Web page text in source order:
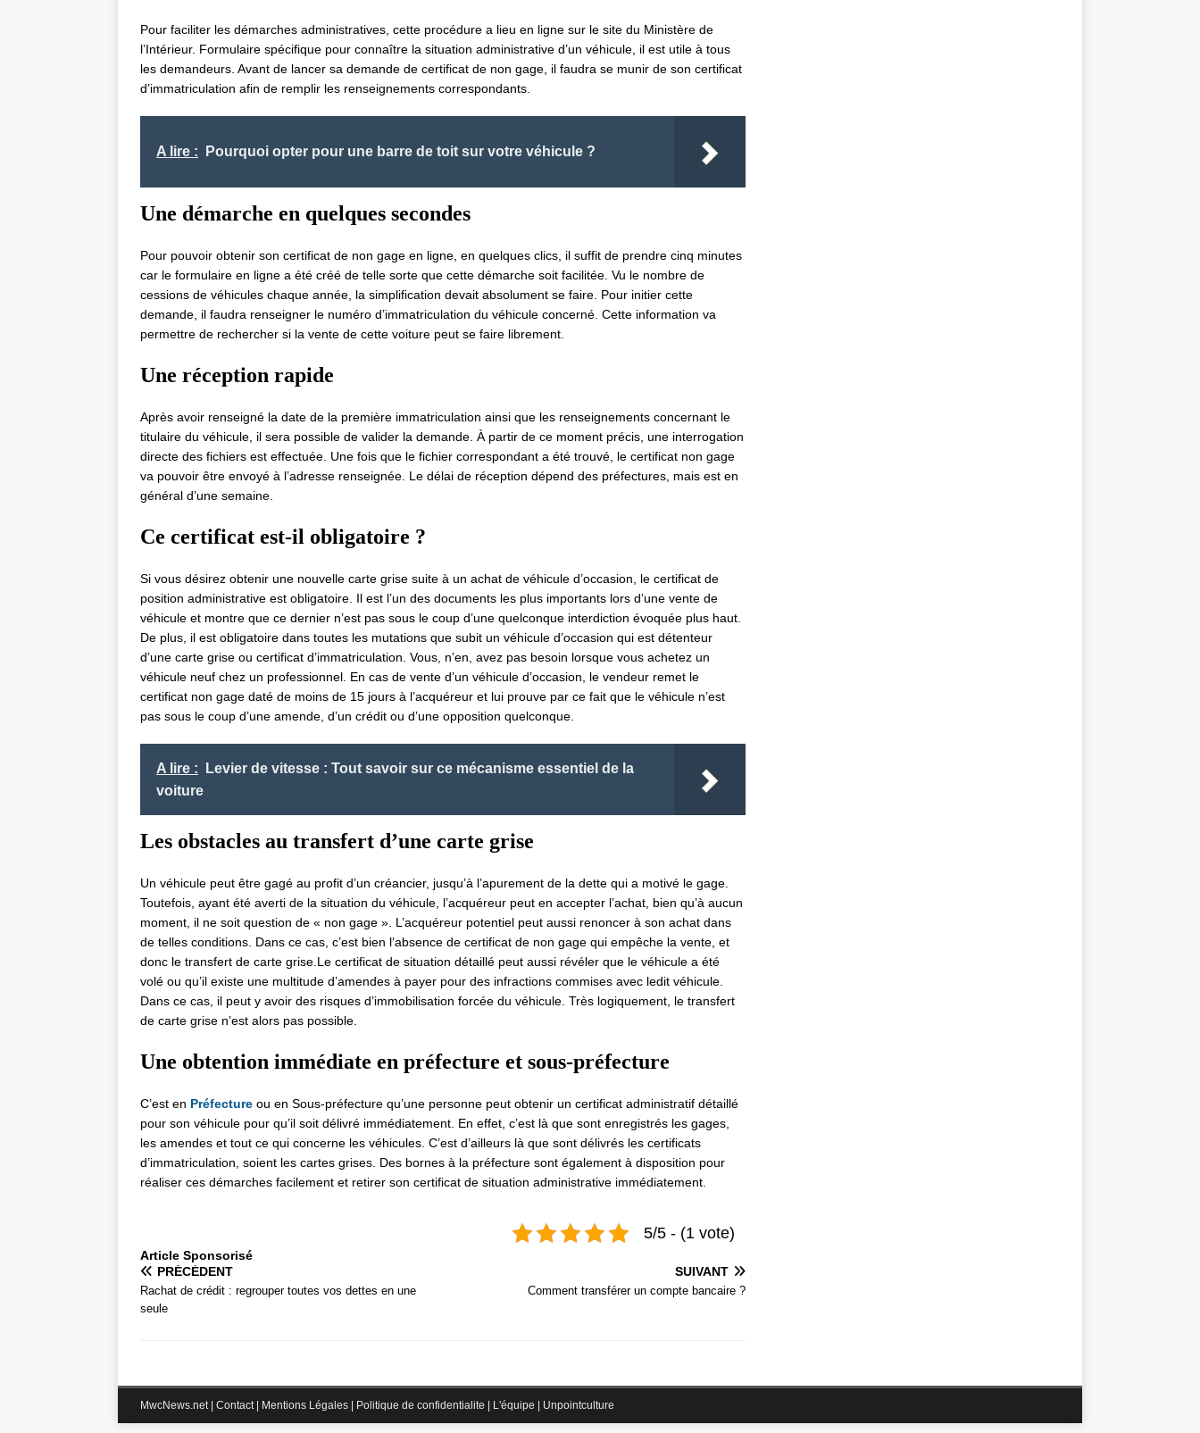
Pour faciliter les démarches administratives, cette procédure a lieu en ligne sur le site du Ministère de
l’Intérieur. Formulaire spécifique pour connaître la situation administrative d’un véhicule, il est utile à tous
les demandeurs. Avant de lancer sa demande de certificat de non gage, il faudra se munir de son certificat
d’immatriculation afin de remplir les renseignements correspondants.
A lire : Pourquoi opter pour une barre de toit sur votre véhicule ?
Une démarche en quelques secondes
Pour pouvoir obtenir son certificat de non gage en ligne, en quelques clics, il suffit de prendre cinq minutes
car le formulaire en ligne a été créé de telle sorte que cette démarche soit facilitée. Vu le nombre de
cessions de véhicules chaque année, la simplification devait absolument se faire. Pour initier cette
demande, il faudra renseigner le numéro d’immatriculation du véhicule concerné. Cette information va
permettre de rechercher si la vente de cette voiture peut se faire librement.
Une réception rapide
Après avoir renseigné la date de la première immatriculation ainsi que les renseignements concernant le
titulaire du véhicule, il sera possible de valider la demande. À partir de ce moment précis, une interrogation
directe des fichiers est effectuée. Une fois que le fichier correspondant a été trouvé, le certificat non gage
va pouvoir être envoyé à l’adresse renseignée. Le délai de réception dépend des préfectures, mais est en
général d’une semaine.
Ce certificat est-il obligatoire ?
Si vous désirez obtenir une nouvelle carte grise suite à un achat de véhicule d’occasion, le certificat de
position administrative est obligatoire. Il est l’un des documents les plus importants lors d’une vente de
véhicule et montre que ce dernier n’est pas sous le coup d’une quelconque interdiction évoquée plus haut.
De plus, il est obligatoire dans toutes les mutations que subit un véhicule d’occasion qui est détenteur
d’une carte grise ou certificat d’immatriculation. Vous, n’en, avez pas besoin lorsque vous achetez un
véhicule neuf chez un professionnel. En cas de vente d’un véhicule d’occasion, le vendeur remet le
certificat non gage daté de moins de 15 jours à l’acquéreur et lui prouve par ce fait que le véhicule n’est
pas sous le coup d’une amende, d’un crédit ou d’une opposition quelconque.
A lire :
Levier de vitesse : Tout savoir sur ce mécanisme essentiel de la
voiture
Les obstacles au transfert d’une carte grise
Un véhicule peut être gagé au profit d’un créancier, jusqu’à l’apurement de la dette qui a motivé le gage.
Toutefois, ayant été averti de la situation du véhicule, l’acquéreur peut en accepter l’achat, bien qu’à aucun
moment, il ne soit question de « non gage ». L’acquéreur potentiel peut aussi renoncer à son achat dans
de telles conditions. Dans ce cas, c’est bien l’absence de certificat de non gage qui empêche la vente, et
donc le transfert de carte grise.Le certificat de situation détaillé peut aussi révéler que le véhicule a été
volé ou qu’il existe une multitude d’amendes à payer pour des infractions commises avec ledit véhicule.
Dans ce cas, il peut y avoir des risques d’immobilisation forcée du véhicule. Très logiquement, le transfert
de carte grise n’est alors pas possible.
Une obtention immédiate en préfecture et sous-préfecture
C’est en Préfecture ou en Sous-préfecture qu’une personne peut obtenir un certificat administratif détaillé
pour son véhicule pour qu’il soit délivré immédiatement. En effet, c’est là que sont enregistrés les gages,
les amendes et tout ce qui concerne les véhicules. C’est d’ailleurs là que sont délivrés les certificats
d’immatriculation, soient les cartes grises. Des bornes à la préfecture sont également à disposition pour
réaliser ces démarches facilement et retirer son certificat de situation administrative immédiatement.
5/5 - (1 vote)
Articlе Spоnsоrisé
PRÉCÉDENT
Rachat de crédit : regrouper toutes vos dettes en une
seule
SUIVANT
Comment transférer un compte bancaire ?
MwcNews.net| Contact| Mentions Légales Politique de confidentialite L'équipe Unpointculture